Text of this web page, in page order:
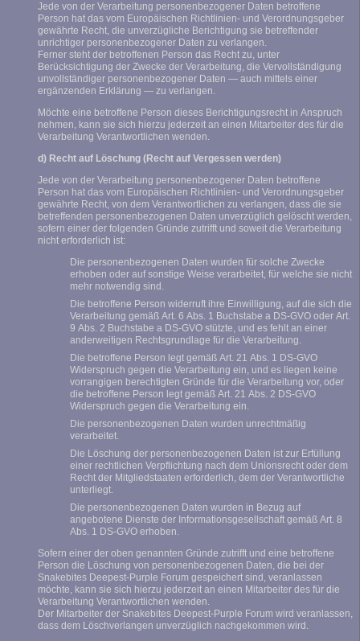
Jede von der Verarbeitung personenbezogener Daten betroffene
Person hat das vom Europäischen Richtlinien- und Verordnungsgeber
gewährte Recht, die unverzügliche Berichtigung sie betreffender
unrichtiger personenbezogener Daten zu verlangen.
Ferner steht der betroffenen Person das Recht zu, unter
Berücksichtigung der Zwecke der Verarbeitung, die Vervollständigung
unvollständiger personenbezogener Daten — auch mittels einer
ergänzenden Erklärung — zu verlangen.
Möchte eine betroffene Person dieses Berichtigungsrecht in Anspruch
nehmen, kann sie sich hierzu jederzeit an einen Mitarbeiter des für die
Verarbeitung Verantwortlichen wenden.
d) Recht auf Löschung (Recht auf Vergessen werden)
Jede von der Verarbeitung personenbezogener Daten betroffene
Person hat das vom Europäischen Richtlinien- und Verordnungsgeber
gewährte Recht, von dem Verantwortlichen zu verlangen, dass die sie
betreffenden personenbezogenen Daten unverzüglich gelöscht werden,
sofern einer der folgenden Gründe zutrifft und soweit die Verarbeitung
nicht erforderlich ist:
Die personenbezogenen Daten wurden für solche Zwecke
erhoben oder auf sonstige Weise verarbeitet, für welche sie nicht
mehr notwendig sind.
Die betroffene Person widerruft ihre Einwilligung, auf die sich die
Verarbeitung gemäß Art. 6 Abs. 1 Buchstabe a DS-GVO oder Art.
9 Abs. 2 Buchstabe a DS-GVO stützte, und es fehlt an einer
anderweitigen Rechtsgrundlage für die Verarbeitung.
Die betroffene Person legt gemäß Art. 21 Abs. 1 DS-GVO
Widerspruch gegen die Verarbeitung ein, und es liegen keine
vorrangigen berechtigten Gründe für die Verarbeitung vor, oder
die betroffene Person legt gemäß Art. 21 Abs. 2 DS-GVO
Widerspruch gegen die Verarbeitung ein.
Die personenbezogenen Daten wurden unrechtmäßig
verarbeitet.
Die Löschung der personenbezogenen Daten ist zur Erfüllung
einer rechtlichen Verpflichtung nach dem Unionsrecht oder dem
Recht der Mitgliedstaaten erforderlich, dem der Verantwortliche
unterliegt.
Die personenbezogenen Daten wurden in Bezug auf
angebotene Dienste der Informationsgesellschaft gemäß Art. 8
Abs. 1 DS-GVO erhoben.
Sofern einer der oben genannten Gründe zutrifft und eine betroffene
Person die Löschung von personenbezogenen Daten, die bei der
Snakebites Deepest-Purple Forum gespeichert sind, veranlassen
möchte, kann sie sich hierzu jederzeit an einen Mitarbeiter des für die
Verarbeitung Verantwortlichen wenden.
Der Mitarbeiter der Snakebites Deepest-Purple Forum wird veranlassen,
dass dem Löschverlangen unverzüglich nachgekommen wird.